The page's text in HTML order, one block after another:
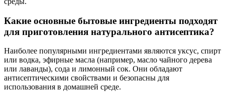
Какие основные бытовые ингредиенты подходят
для приготовления натурального антисептика?
Наиболее популярными ингредиентами являются уксус, спирт
или водка, эфирные масла (например, масло чайного дерева
или лаванды), сода и лимонный сок. Они обладают
антисептическими свойствами и безопасны для
использования в домашней среде.